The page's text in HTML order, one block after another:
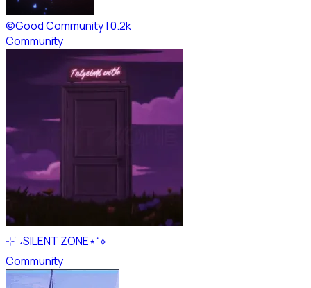
©Good Community | 0.2k
Community
⊹ ࣪ ˖SILENT ZONE⋆˙⟡
Community